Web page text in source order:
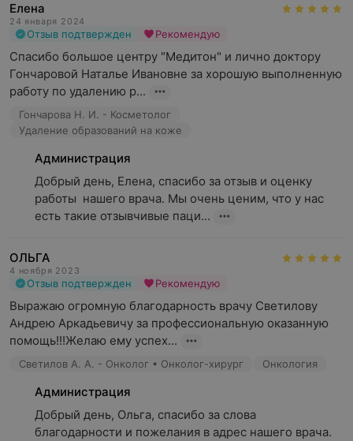
Елена
24 января 2024
Отзыв подтвержден Рекомендую
Спасибо большое центру "Медитон" и лично доктору
Гончаровой Наталье Ивановне за хорошую выполненную
работу по удалению р...
Гончарова Н. И. - Косметолог
Удаление образований на коже
Администрация
Добрый день, Елена, спасибо за отзыв и оценку
работы  нашего врача. Мы очень ценим, что у нас
есть такие отзывчивые паци...
ОЛЬГА
4 ноября 2023
Отзыв подтвержден Рекомендую
Выражаю огромную благодарность врачу Светилову
Андрею Аркадьевичу за профессиональную оказанную
помощь!!!Желаю ему успех...
Светилов А. А. - Онколог • Онколог-хирург Онкология
Администрация
Добрый день, Ольга, спасибо за слова
благодарности и пожелания в адрес нашего врача.